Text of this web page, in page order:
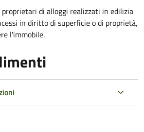
di alloggi realizzati in edilizia
in diritto di superficie o di proprietà,
l'immobile.